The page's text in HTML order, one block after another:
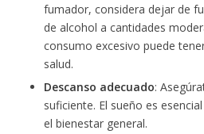
fumador, considera dejar de
de alcohol a cantidades
consumo excesivo puede
salud.
Descanso adecuado:
suficiente. El sueño es
el bienestar general.